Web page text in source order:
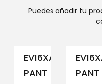
Puedes añadir tu
EV16XAM194
PANT
PANT